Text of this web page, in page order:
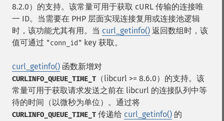
8.2.0）的支持。该常量可用于获取 cURL 传输的连接唯
一 ID。当需要在 PHP 层面实现连接复用或连接池逻辑
时，该功能尤其有用。当 curl_getinfo() 返回数组时，该
值可通过 "conn_id" key 获取。
curl_getinfo() 函数新增对
CURLINFO_QUEUE_TIME_T （libcurl >= 8.6.0）的支持。该
常量可用于获取请求发送之前在 libcurl 的连接队列中等
待的时间（以微秒为单位）。通过将
CURLINFO_QUEUE_TIME_T 传递给 curl_getinfo() 的